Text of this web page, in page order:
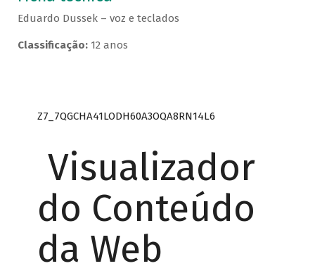
Eduardo Dussek – voz e teclados
Classificação:12 anos
Z7_7QGCHA41LODH60A3OQA8RN14L6
Visualizador
do Conteúdo
da Web